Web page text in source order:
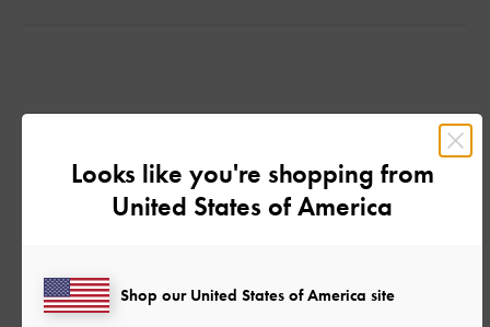
Let us know what you think
Looks like you're shopping from
United States of America
Shop our United States of America site